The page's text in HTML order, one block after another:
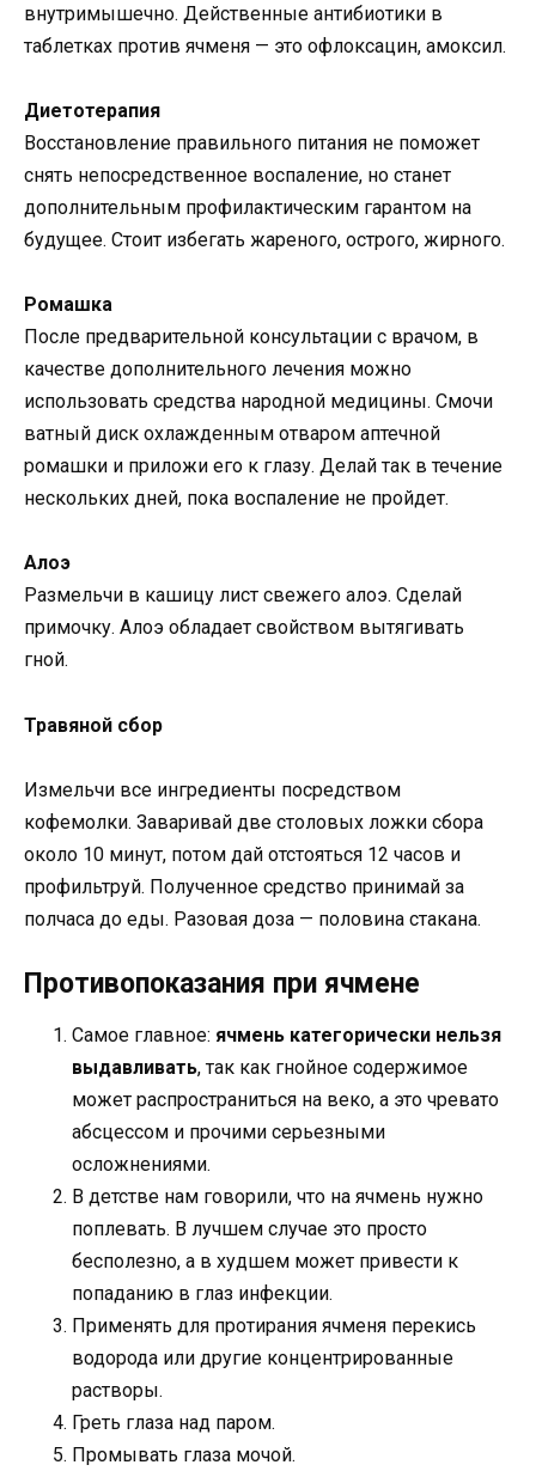
внутримышечно. Действенные антибиотики в
таблетках против ячменя — это офлоксацин, амоксил.
Диетотерапия
Восстановление правильного питания не поможет
снять непосредственное воспаление, но станет
дополнительным профилактическим гарантом на
будущее. Стоит избегать жареного, острого, жирного.
Ромашка
После предварительной консультации с врачом, в
качестве дополнительного лечения можно
использовать средства народной медицины. Смочи
ватный диск охлажденным отваром аптечной
ромашки и приложи его к глазу. Делай так в течение
нескольких дней, пока воспаление не пройдет.
Алоэ
Размельчи в кашицу лист свежего алоэ. Сделай
примочку. Алоэ обладает свойством вытягивать
гной.
Травяной сбор
Измельчи все ингредиенты посредством
кофемолки. Заваривай две столовых ложки сбора
около 10 минут, потом дай отстояться 12 часов и
профильтруй. Полученное средство принимай за
полчаса до еды. Разовая доза — половина стакана.
Противопоказания при ячмене
Самое главное: ячмень категорически нельзя
выдавливать, так как гнойное содержимое
может распространиться на веко, а это чревато
абсцессом и прочими серьезными
осложнениями.
В детстве нам говорили, что на ячмень нужно
поплевать. В лучшем случае это просто
бесполезно, а в худшем может привести к
попаданию в глаз инфекции.
Применять для протирания ячменя перекись
водорода или другие концентрированные
растворы.
Греть глаза над паром.
Промывать глаза мочой.